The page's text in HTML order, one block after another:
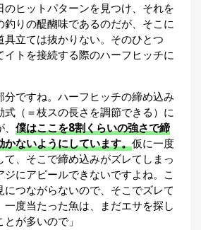
のヒットパターンを見つけ、それを
釣りの醍醐味であるのだが、そこに
具立ては抜かりない。そのひとつ
イトを接続する際のハーフヒッチに
分ですね。ハーフヒッチの締め込み
式（＝枝スの長さを調節できる）に
僕はここを8割くらいの強さで締
かないようにしています。仮に一度
、そこで締め込みがズレてしまっ
ジにアピールできないですよね。こ
つながらないので、そこでズレて
度当たった魚は、まだエサを探し
が多いので」